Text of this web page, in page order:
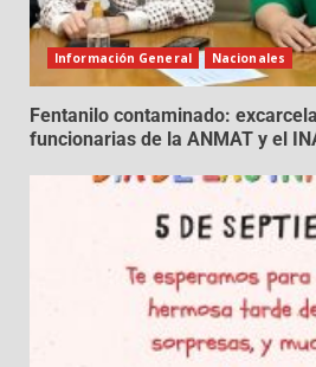
Información General Nacionales
Fentanilo contaminado:
funcionarias de la ANMAT y el